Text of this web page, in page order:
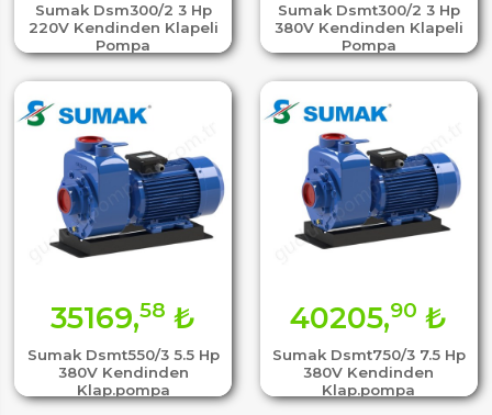
Sumak Dsm300/2 3 Hp
220V Kendinden Klapeli
Pompa
Sumak Dsmt300/2 3 Hp
380V Kendinden Klapeli
Pompa
Sumak Dsmt550/3 5.5 Hp
380V Kendinden
Klap.pompa
35169,58 ₺
Sumak Dsmt750/3 7.5 Hp
380V Kendinden
Klap.pompa
40205,90 ₺